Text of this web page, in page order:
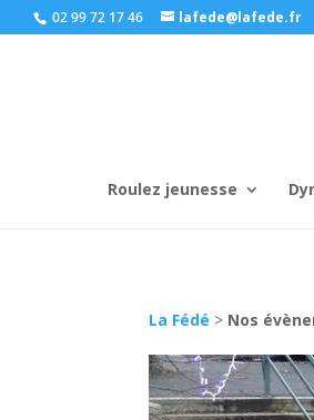
02 99 72 17 46 lafede@lafede.fr
Roulez jeunesse
La Fédé > Nos